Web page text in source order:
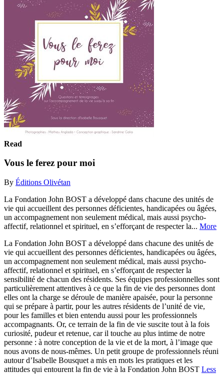
Read
Vous le ferez pour moi
By Éditions Olivétan
La Fondation John BOST a développé dans chacune des unités de
vie qui accueillent des personnes déficientes, handicapées ou âgées,
un accompagnement non seulement médical, mais aussi psycho-
affectif, relationnel et spirituel, en s’efforçant de respecter la... More
La Fondation John BOST a développé dans chacune des unités de
vie qui accueillent des personnes déficientes, handicapées ou âgées,
un accompagnement non seulement médical, mais aussi psycho-
affectif, relationnel et spirituel, en s’efforçant de respecter la
sensibilité de chacun des résidents. Ses équipes professionnelles sont
particulièrement attentives à ce que la fin de vie des personnes dont
elles ont la charge se déroule de manière apaisée, pour la personne
qui se prépare à partir, pour les autres résidents de l’unité de vie,
pour les familles et bien entendu aussi pour les professionnels
accompagnants. Or, ce terrain de la fin de vie suscite tout à la fois
curiosité, pudeur et retenue, car il touche au plus intime de notre
personne : à notre conception de la vie et de la mort, à l’image que
nous avons de nous-mêmes. Un petit groupe de professionnels réuni
autour d’Isabelle Bousquet a mis en mots les pratiques et les
attitudes qui entourent la fin de vie à la Fondation John BOST Less